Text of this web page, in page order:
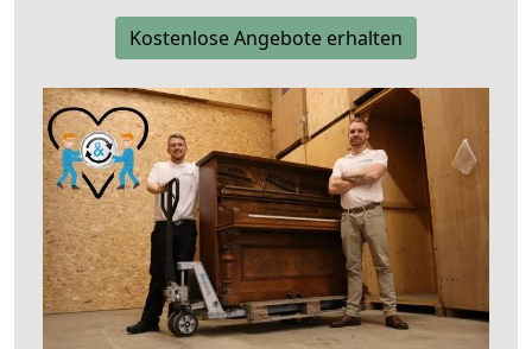
Kostenlose Angebote erhalten